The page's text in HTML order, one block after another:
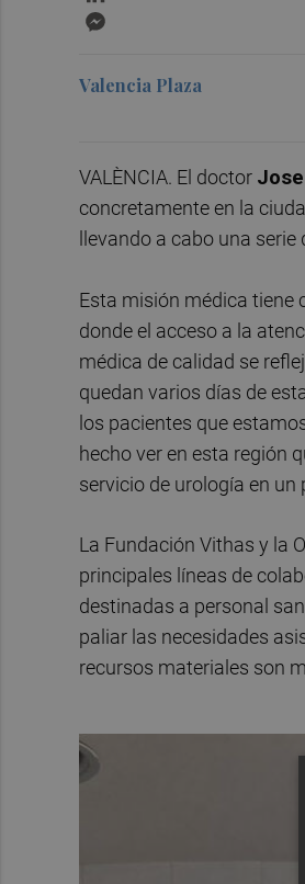
Valencia Plaza
VALÈNCIA. El doctor
concretamente en la
llevando a cabo una
Esta misión médica tiene
donde el acceso a la
médica de calidad se
quedan varios días de
los pacientes que
hecho ver en esta región
servicio de urología en un
La Fundación Vithas y la
principales líneas de
destinadas a personal
paliar las necesidades
recursos materiales son